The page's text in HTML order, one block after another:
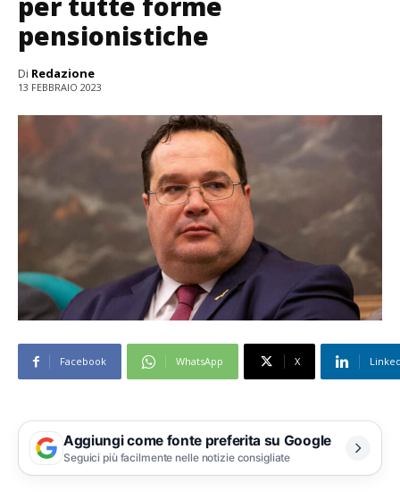
pensionistiche
Di Redazione
13 FEBBRAIO 2023
Facebook WhatsApp X
Aggiungi come fonte preferita su Google
Seguici più facilmente nelle notizie consigliate